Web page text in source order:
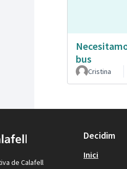
bus
Cristina
de Calafell
Decidim
Inici